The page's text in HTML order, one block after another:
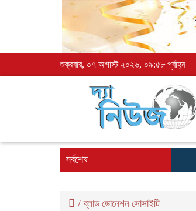
শুক্রবার, ০৭ অগাস্ট ২০২৬, ০৯:৫৮ পূর্বাহ্ন
সর্বশেষ
/ব্লাড ডোনেশন সোসাইটি